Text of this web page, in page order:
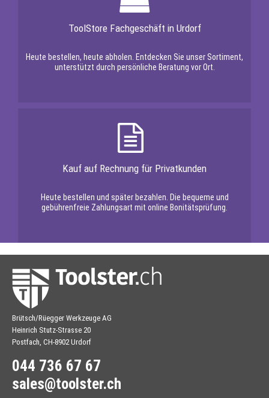
ToolStore Fachgeschäft in Urdorf
Heute bestellen, heute abholen. Entdecken Sie unser Sortiment,
unterstützt durch persönliche Beratung vor Ort.
Kauf auf Rechnung für Privatkunden
Heute bestellen und später bezahlen. Die bequeme und
gebührenfreie Zahlungsart mit online Bonitätsprüfung.
Brütsch/Rüegger Werkzeuge AG
Heinrich Stutz-Strasse 20
Postfach, CH-8902 Urdorf
044 736 67 67
sales@toolster.ch